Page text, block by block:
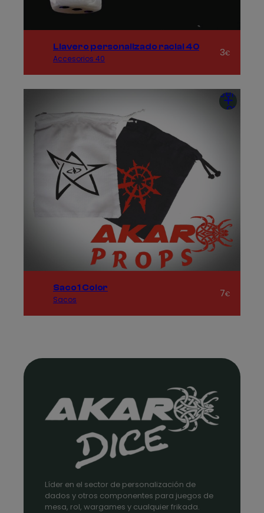
Llavero personalizado racial 40
Accesorios 40
3€
Saco 1 Color
Sacos
7€
Líder en el sector de personalización de
dados y otros componentes para juegos de
mesa, rol, wargames y cualquier frikada.